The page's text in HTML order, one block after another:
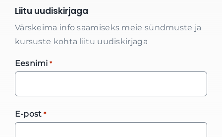
Liitu uudiskirjaga
Värskeima info saamiseks meie sündmuste ja
kursuste kohta liitu uudiskirjaga
Eesnimi *
E-post *